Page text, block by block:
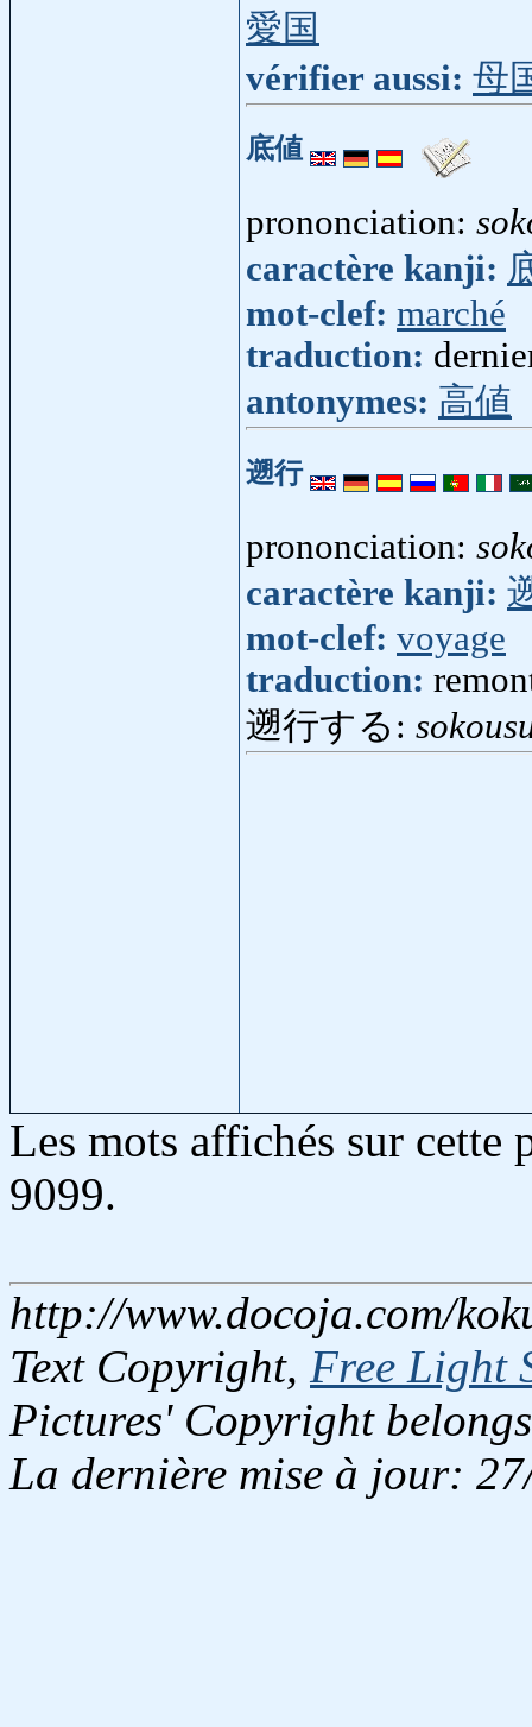
愛国
vérifier aussi: 母
底値
prononciation:
caractère kanji:
mot-clef: marché
traduction:
antonymes: 高値
遡行
prononciation:
caractère kanji:
mot-clef: voyage
traduction:
遡行する:
Les mots affichés sur cette
9099.
http://www.docoja.com/
Text Copyright, Free Light
Pictures' Copyright
La dernière mise à jour: